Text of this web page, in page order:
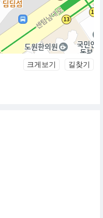
크게보기 길찾기